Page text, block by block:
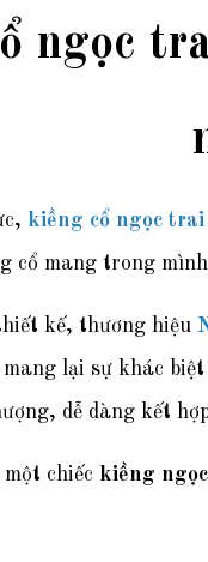
ngọc
kiềng cổ ngọc trai
mang trong
kế, thương hiệu
mang lại sự khác
dễ dàng kết
chiếc kiềng